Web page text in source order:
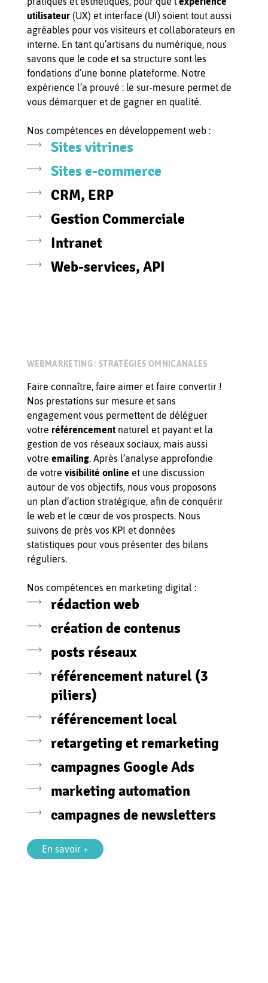
utilisateur(UX) et interface (UI) soient tout aussi
agréables pour vos visiteurs et collaborateurs en
interne. En tant qu’artisans du numérique, nous
savons que le code et sa structure sont les
fondations d’une bonne plateforme. Notre
expérience l’a prouvé : le sur-mesure permet de
vous démarquer et de gagner en qualité.
Nos compétences en développement web :
Sites vitrines
Sites e-commerce
CRM, ERP
Gestion Commerciale
Intranet
Web-services, API
WEBMARKETING : STRATÉGIES OMNICANALES
Faire connaître, faire aimer et faire convertir !
Nos prestations sur mesure et sans
engagement vous permettent de déléguer
votre référencementnaturel et payant et la
gestion de vos réseaux sociaux, mais aussi
votre emailing. Après l’analyse approfondie
de votre visibilité online et une discussion
autour de vos objectifs, nous vous proposons
un plan d’action stratégique, afin de conquérir
le web et le cœur de vos prospects. Nous
suivons de près vos KPI et données
statistiques pour vous présenter des bilans
réguliers.
Nos compétences en marketing digital :
rédaction web
création de contenus
posts réseaux
référencement naturel (3
piliers)
référencement local
retargeting et remarketing
campagnes Google Ads
marketing automation
campagnes de newsletters
En savoir +